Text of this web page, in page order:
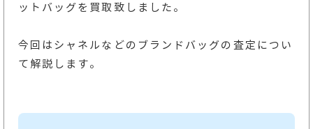
ットバッグを買取致しました。
今回はシャネルなどのブランドバッグの査定につい
て解説します。